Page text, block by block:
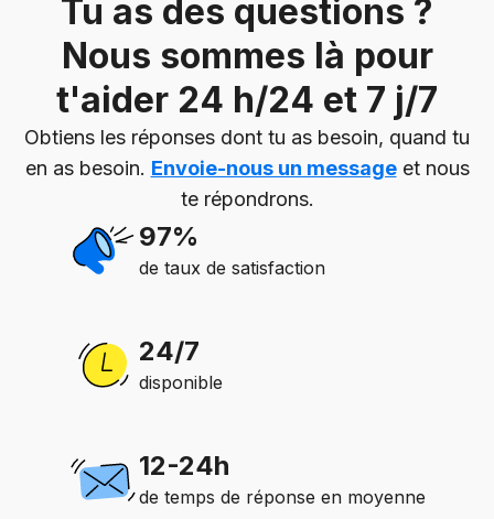
Tu as des questions ?
Nous sommes là pour
t'aider 24 h/24 et 7 j/7
Obtiens les réponses dont tu as besoin, quand tu
en as besoin. Envoie-nous un messageet nous
te répondrons.
97%
de taux de satisfaction
24/7
disponible
12-24h
de temps de réponse en moyenne